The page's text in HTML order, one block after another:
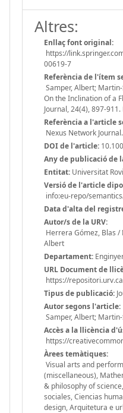
Altres:
Enllaç font original:
https://
00619-7
Referència de l'ítem
Samper, Albert;
On the Inclination of a
Journal, 24(4), 897-
Referència a l'article
Nexus Network
DOI de l'article:
Any de publicació de
Entitat: Universitat
Versió de l'article
info:eu-repo/
Data d'alta del
Autor/s de la URV:
Herrera Gómez, Blas /
Albert
Departament:
URL Document de
https://
Tipus de publicació:
Autor segons l'article:
Samper, Albert;
Accès a la llicència
https://
Àrees temàtiques:
Visual arts and
(miscellaneous),
& philosophy of
sociales, Ciencias
design, Arquitetura e